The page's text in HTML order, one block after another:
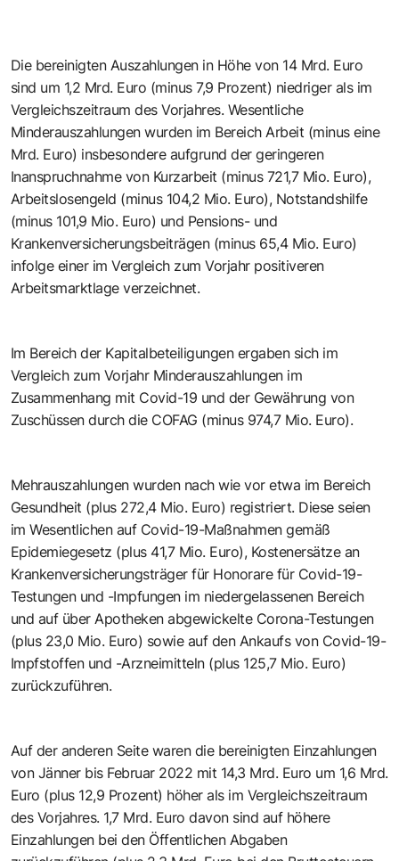
Die bereinigten Auszahlungen in Höhe von 14 Mrd. Euro
sind um 1,2 Mrd. Euro (minus 7,9 Prozent) niedriger als im
Vergleichszeitraum des Vorjahres. Wesentliche
Minderauszahlungen wurden im Bereich Arbeit (minus eine
Mrd. Euro) insbesondere aufgrund der geringeren
Inanspruchnahme von Kurzarbeit (minus 721,7 Mio. Euro),
Arbeitslosengeld (minus 104,2 Mio. Euro), Notstandshilfe
(minus 101,9 Mio. Euro) und Pensions- und
Krankenversicherungsbeiträgen (minus 65,4 Mio. Euro)
infolge einer im Vergleich zum Vorjahr positiveren
Arbeitsmarktlage verzeichnet.
Im Bereich der Kapitalbeteiligungen ergaben sich im
Vergleich zum Vorjahr Minderauszahlungen im
Zusammenhang mit Covid-19 und der Gewährung von
Zuschüssen durch die COFAG (minus 974,7 Mio. Euro).
Mehrauszahlungen wurden nach wie vor etwa im Bereich
Gesundheit (plus 272,4 Mio. Euro) registriert. Diese seien
im Wesentlichen auf Covid-19-Maßnahmen gemäß
Epidemiegesetz (plus 41,7 Mio. Euro), Kostenersätze an
Krankenversicherungsträger für Honorare für Covid-19-
Testungen und -Impfungen im niedergelassenen Bereich
und auf über Apotheken abgewickelte Corona-Testungen
(plus 23,0 Mio. Euro) sowie auf den Ankaufs von Covid-19-
Impfstoffen und -Arzneimitteln (plus 125,7 Mio. Euro)
zurückzuführen.
Auf der anderen Seite waren die bereinigten Einzahlungen
von Jänner bis Februar 2022 mit 14,3 Mrd. Euro um 1,6 Mrd.
Euro (plus 12,9 Prozent) höher als im Vergleichszeitraum
des Vorjahres. 1,7 Mrd. Euro davon sind auf höhere
Einzahlungen bei den Öffentlichen Abgaben